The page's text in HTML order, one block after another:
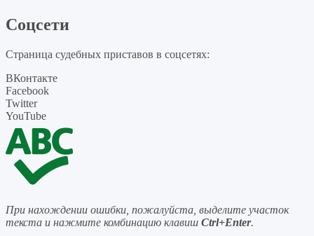
Соцсети
Страница судебных приставов в соцсетях:
ВКонтакте
Facebook
Twitter
YouTube
При нахождении ошибки, пожалуйста, выделите участок
текста и нажмите комбинацию клавиш Ctrl+Enter.